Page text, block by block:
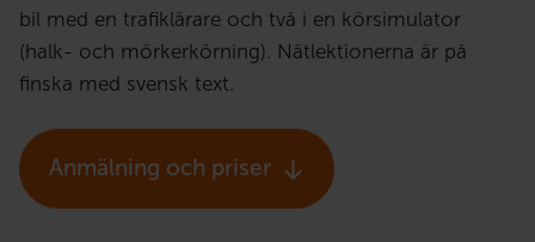
bil med en trafiklärare och två i en körsimulator
(halk- och mörkerkörning). Nätlektionerna är på
finska med svensk text.
Anmälning och priser